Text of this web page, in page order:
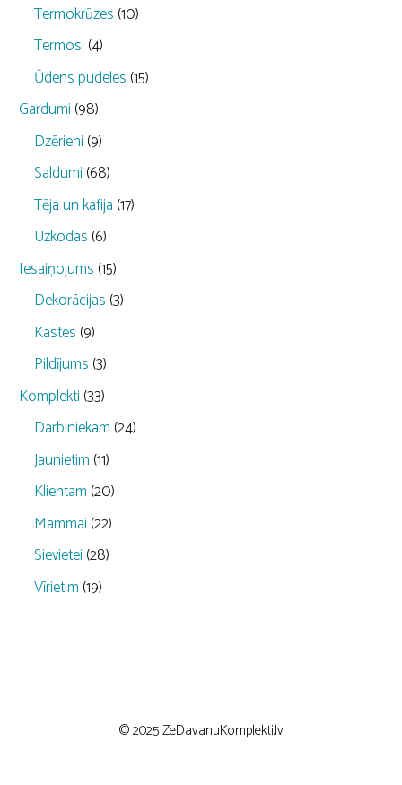
Termokrūzes (10)
Termosi (4)
Ūdens pudeles (15)
Gardumi (98)
Dzērieni (9)
Saldumi (68)
Tēja un kafija (17)
Uzkodas (6)
Iesaiņojums (15)
Dekorācijas (3)
Kastes (9)
Pildījums (3)
Komplekti (33)
Darbiniekam (24)
Jaunietim (11)
Klientam (20)
Mammai (22)
Sievietei (28)
Vīrietim (19)
© 2025 ZeDavanuKomplekti.lv
Item added to cart.